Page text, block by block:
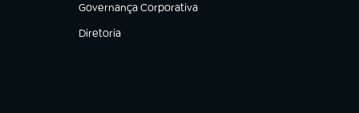
Governança Corporativa
(abre em nova aba)
Diretoria
(abre em nova aba)